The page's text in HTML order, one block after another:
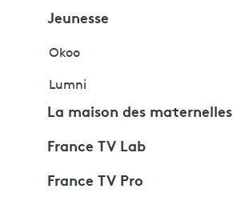
Jeunesse
Okoo
Lumni
La maison des maternelles
France TV Lab
France TV Pro